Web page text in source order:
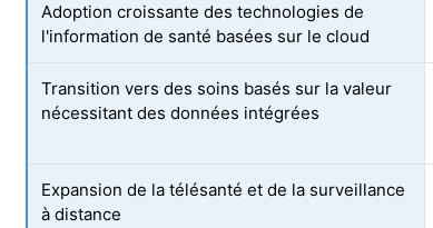
Adoption croissante des technologies de
l'information de santé basées sur le cloud
Transition vers des soins basés sur la valeur
nécessitant des données intégrées
Expansion de la télésanté et de la surveillance
à distance